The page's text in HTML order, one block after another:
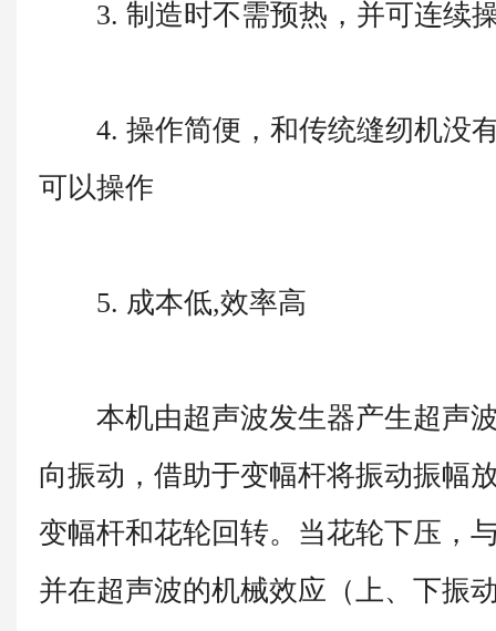
3. 制造时不需预热，并可连续
4. 操作简便，和传统缝纫机没
可以操作
5. 成本低,效率高
本机由超声波发生器产生超声波
向振动，借助于变幅杆将振动振幅
变幅杆和花轮回转。当花轮下压，
并在超声波的机械效应（上、下振